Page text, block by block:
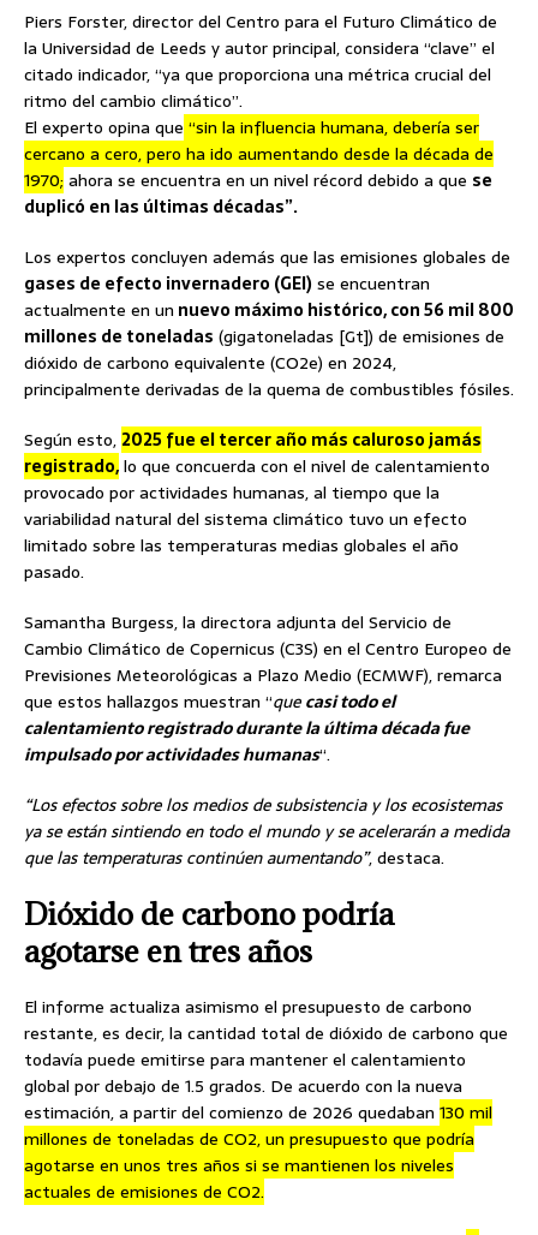
Piers Forster, director del Centro para el Futuro Climático de
la Universidad de Leeds y autor principal, considera “clave” el
citado indicador, “ya que proporciona una métrica crucial del
ritmo del cambio climático”.
El experto opina que “sin la influencia humana, debería ser
cercano a cero, pero ha ido aumentando desde la década de
1970; ahora se encuentra en un nivel récord debido a que se
duplicó en las últimas décadas”.
Los expertos concluyen además que las emisiones globales de
gases de efecto invernadero (GEI) se encuentran
actualmente en un nuevo máximo histórico, con 56 mil 800
millones de toneladas (gigatoneladas [Gt]) de emisiones de
dióxido de carbono equivalente (CO2e) en 2024,
principalmente derivadas de la quema de combustibles fósiles.
Según esto, 2025 fue el tercer año más caluroso jamás
registrado,lo que concuerda con el nivel de calentamiento
provocado por actividades humanas, al tiempo que la
variabilidad natural del sistema climático tuvo un efecto
limitado sobre las temperaturas medias globales el año
pasado.
Samantha Burgess, la directora adjunta del Servicio de
Cambio Climático de Copernicus (C3S) en el Centro Europeo de
Previsiones Meteorológicas a Plazo Medio (ECMWF), remarca
que estos hallazgos muestran “quecasi todo el
calentamiento registrado durante la última década fue
impulsado por actividades humanas“.
“Los efectos sobre los medios de subsistencia y los ecosistemas
ya se están sintiendo en todo el mundo y se acelerarán a medida
que las temperaturas continúen aumentando”, destaca.
Dióxido de carbono podría
agotarse en tres años
El informe actualiza asimismo el presupuesto de carbono
restante, es decir, la cantidad total de dióxido de carbono que
todavía puede emitirse para mantener el calentamiento
global por debajo de 1.5 grados. De acuerdo con la nueva
estimación, a partir del comienzo de 2026 quedaban 130 mil
millones de toneladas de CO2, un presupuesto que podría
agotarse en unos tres años si se mantienen los niveles
actuales de emisiones de CO2.